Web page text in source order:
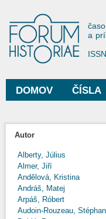
a
Hlavné menu
DOMOV ČÍSLA
Autor
Alberty, Július
Almer, Jiří
Andělová, Kristina
Andráš, Matej
Arpáš, Róbert
Audoin-Rouzeau,